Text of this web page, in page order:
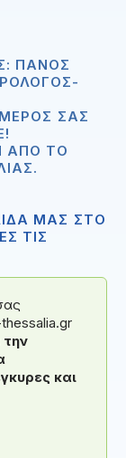
ΠΆΝΟΣ
ΣΑΣ
ΑΠΟ ΤΟ
ΜΑΣ ΣΤΟ
ΤΙΣ
την
και